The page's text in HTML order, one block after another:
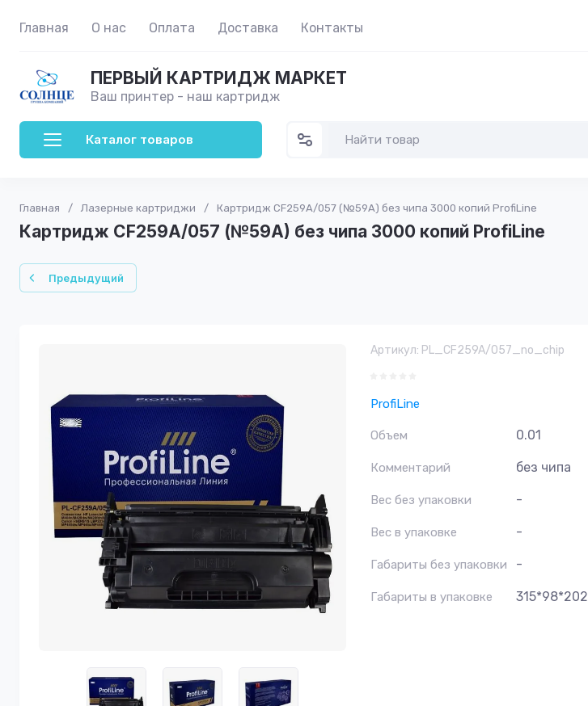
Главная О нас Оплата Доставка Контакты
ПЕРВЫЙ КАРТРИДЖ МАРКЕТ
Ваш принтер - наш картридж
Каталог товаров
Главная / Лазерные картриджи / Картридж CF259A/057 (№59A) без чипа 3000 копий ProfiLine
Картридж CF259A/057 (№59A) без чипа 3000 копий ProfiLine
Предыдущий
Артикул: PL_CF259A/057_no_chip
ProfiLine
Объем 0.01
Комментарий без чипа
Вес без упаковки -
Вес в упаковке -
Габариты без упаковки -
Габариты в упаковке 315*98*202